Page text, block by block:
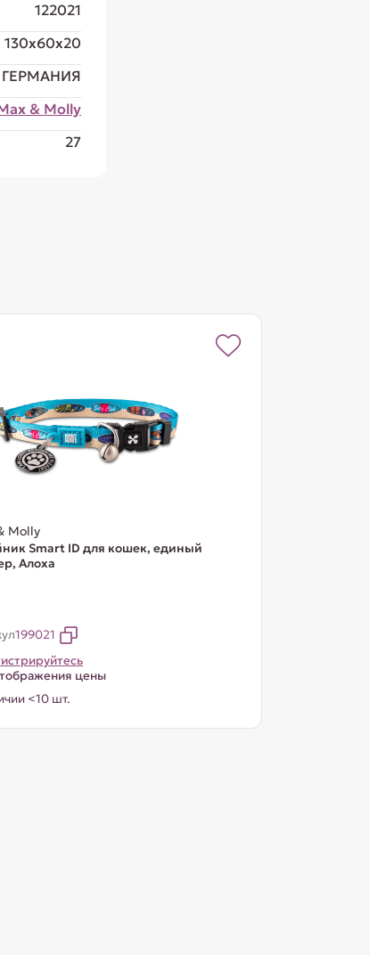
122021
130x60x20
ГЕРМАНИЯ
& Molly
27
Molly
Smart ID для кошек, единый
Алоха
199021
цены
<10 шт.